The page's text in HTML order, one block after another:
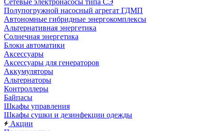
Сетевые электронасосы типа СЭ
Полупогружной насосный агрегат ГДМП
Автономные гибридные энергокомплексы
Альтернативная энергетика
Солнечная энергетика
Блоки автоматики
Аксессуары
Аксессуары для генераторов
Аккумуляторы
Альтернаторы
Контроллеры
Байпасы
Шкафы управления
Шкафы сушки и дезинфекции одежды
Акции